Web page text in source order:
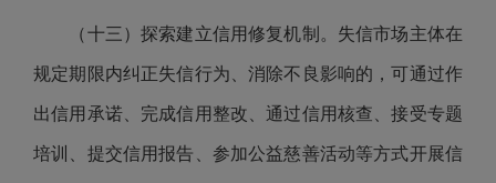
（十三）探索建立信用修复机制。失信市场主体在
规定期限内纠正失信行为、消除不良影响的，可通过作
出信用承诺、完成信用整改、通过信用核查、接受专题
培训、提交信用报告、参加公益慈善活动等方式开展信